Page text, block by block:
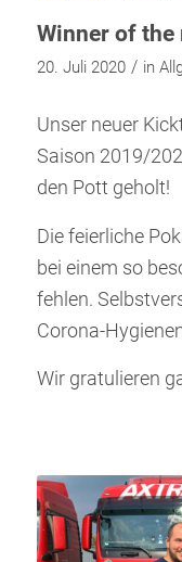
Winner of the
20. Juli 2020 / in
Unser neuer
Saison 2019/
den Pott geholt!
Die feierliche
bei einem so
fehlen.
Corona-
Wir gratulieren